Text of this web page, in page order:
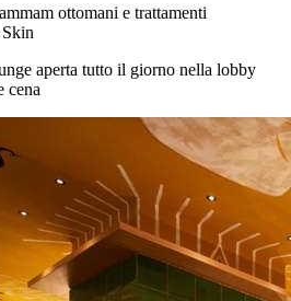
ottomani e trattamenti
aperta tutto il giorno nella lobby
cena